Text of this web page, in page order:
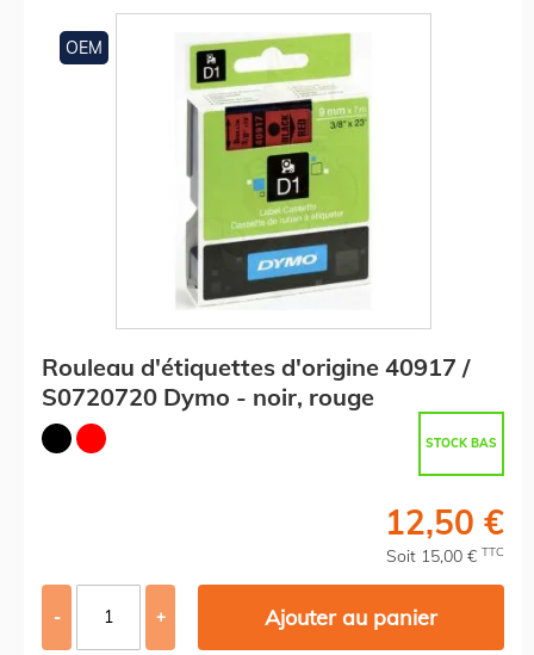
OEM
Rouleau d'étiquettes d'origine 40917 /
S0720720 Dymo - noir, rouge
STOCK BAS
12,50 €
Soit 15,00 € TTC
- + Ajouter au panier